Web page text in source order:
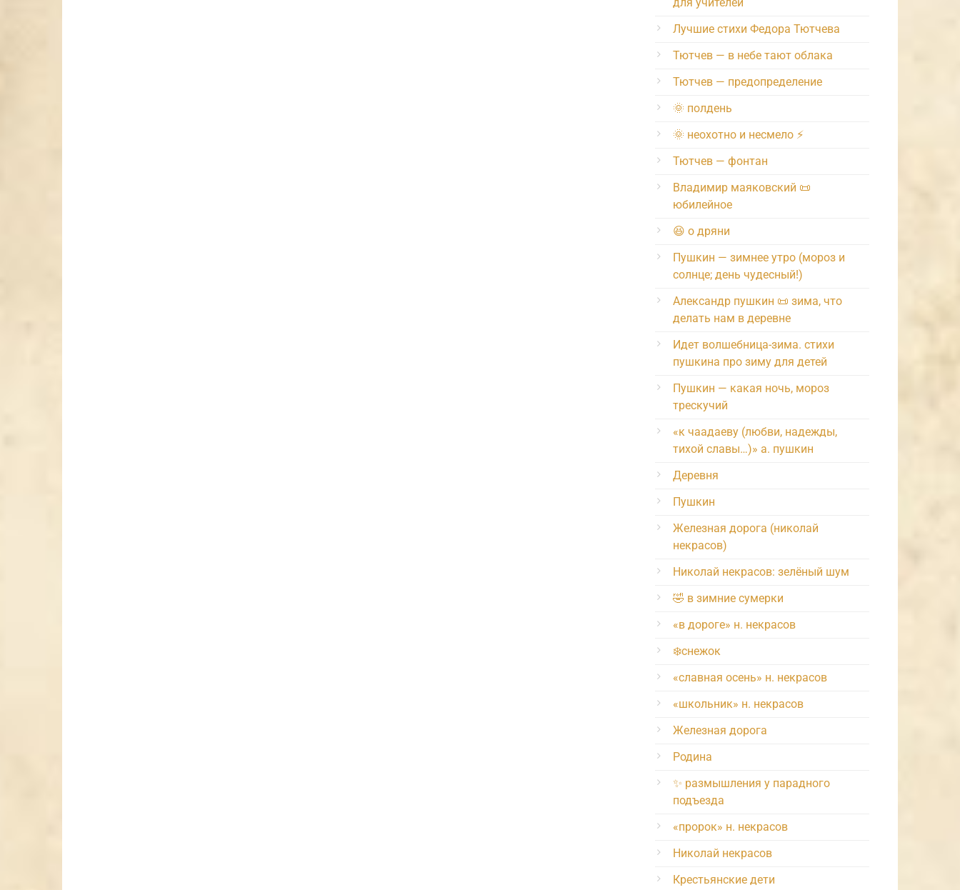
Лучшие стихи Федора Тютчева
Тютчев — в небе тают облака
Тютчев — предопределение
🌞 полдень
🌞 неохотно и несмело ⚡️
Тютчев — фонтан
Владимир маяковский 📜
юбилейное
😆 о дряни
Пушкин — зимнее утро (мороз и
солнце; день чудесный!)
Александр пушкин 📜 зима, что
делать нам в деревне
Идет волшебница-зима. стихи
пушкина про зиму для детей
Пушкин — какая ночь, мороз
трескучий
«к чаадаеву (любви, надежды,
тихой славы…)» а. пушкин
Деревня
Пушкин
Железная дорога (николай
некрасов)
Николай некрасов: зелёный шум
🤣 в зимние сумерки
«в дороге» н. некрасов
❄️снежок
«славная осень» н. некрасов
«школьник» н. некрасов
Железная дорога
Родина
✨ размышления у парадного
подъезда
«пророк» н. некрасов
Николай некрасов
Крестьянские дети